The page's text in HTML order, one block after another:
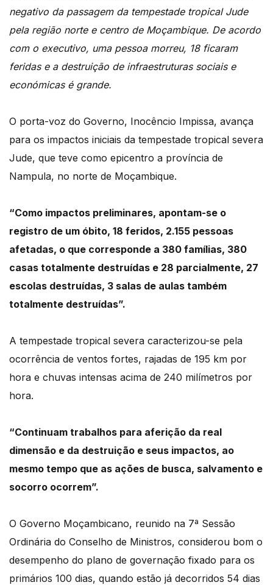
negativo da passagem da tempestade tropical Jude
pela região norte e centro de Moçambique. De acordo
com o executivo, uma pessoa morreu, 18 ficaram
feridas e a destruição de infraestruturas sociais e
económicas é grande.
O porta-voz do Governo, Inocêncio Impissa, avança
para os impactos iniciais da tempestade tropical severa
Jude, que teve como epicentro a província de
Nampula, no norte de Moçambique.
“Como impactos preliminares, apontam-se o
registro de um óbito, 18 feridos, 2.155 pessoas
afetadas, o que corresponde a 380 famílias, 380
casas totalmente destruídas e 28 parcialmente, 27
escolas destruídas, 3 salas de aulas também
totalmente destruídas”.
A tempestade tropical severa caracterizou-se pela
ocorrência de ventos fortes, rajadas de 195 km por
hora e chuvas intensas acima de 240 milímetros por
hora.
“Continuam trabalhos para aferição da real
dimensão e da destruição e seus impactos, ao
mesmo tempo que as ações de busca, salvamento e
socorro ocorrem”.
O Governo Moçambicano, reunido na 7ª Sessão
Ordinária do Conselho de Ministros, considerou bom o
desempenho do plano de governação fixado para os
primários 100 dias, quando estão já decorridos 54 dias